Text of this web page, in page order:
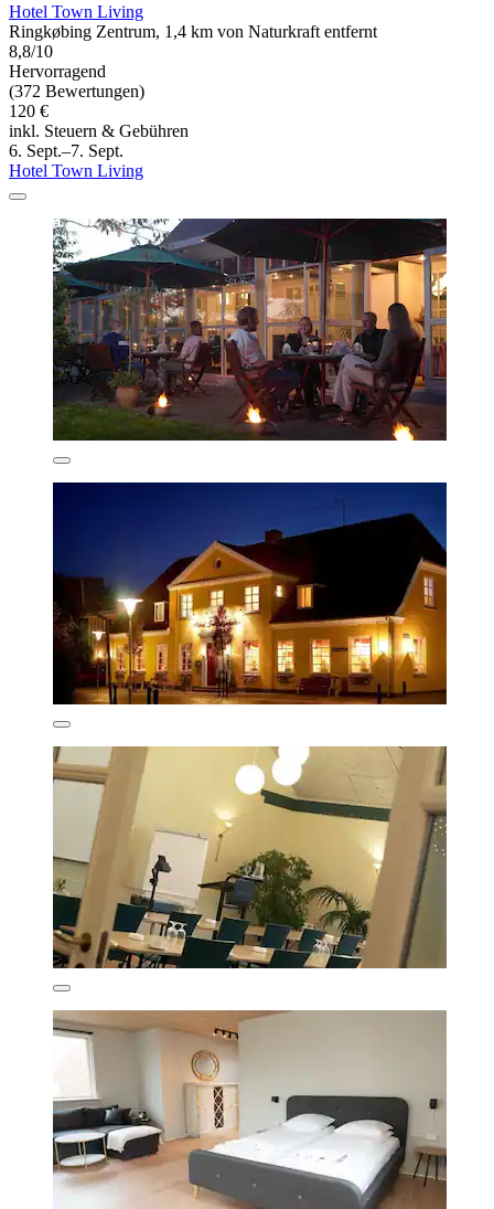
Hotel Town Living
Ringkøbing Zentrum, 1,4 km von Naturkraft entfernt
8,8/10
Hervorragend
(372 Bewertungen)
120 €
inkl. Steuern & Gebühren
6. Sept.–7. Sept.
Hotel Town Living